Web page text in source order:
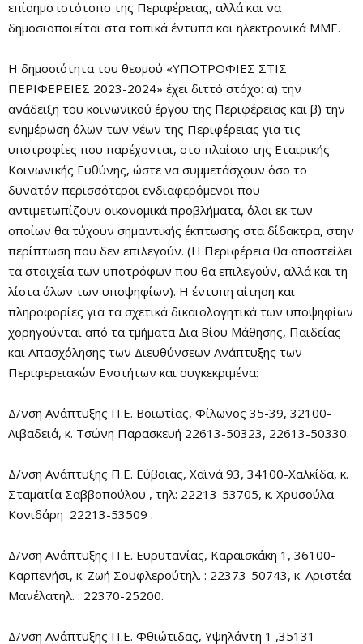
επίσημο ιστότοπο της Περιφέρειας, αλλά και να
δημοσιοποιείται στα τοπικά έντυπα και ηλεκτρονικά ΜΜΕ.
Η δημοσιότητα του θεσμού «ΥΠΟΤΡΟΦΙΕΣ ΣΤΙΣ
ΠΕΡΙΦΕΡΕΙΕΣ 2023-2024» έχει διττό στόχο: α) την
ανάδειξη του κοινωνικού έργου της Περιφέρειας και β) την
ενημέρωση όλων των νέων της Περιφέρειας για τις
υποτροφίες που παρέχονται, στο πλαίσιο της Εταιρικής
Κοινωνικής Ευθύνης, ώστε να συμμετάσχουν όσο το
δυνατόν περισσότεροι ενδιαφερόμενοι που
αντιμετωπίζουν οικονομικά προβλήματα, όλοι εκ των
οποίων θα τύχουν σημαντικής έκπτωσης στα δίδακτρα, στην
περίπτωση που δεν επιλεγούν. (Η Περιφέρεια θα αποστείλει
τα στοιχεία των υποτρόφων που θα επιλεγούν, αλλά και τη
λίστα όλων των υποψηφίων). Η έντυπη αίτηση και
πληροφορίες για τα σχετικά δικαιολογητικά των υποψηφίων
χορηγούνται από τα τμήματα Δια Βίου Μάθησης, Παιδείας
και Απασχόλησης των Διευθύνσεων Ανάπτυξης των
Περιφερειακών Ενοτήτων και συγκεκριμένα:
Δ/νση Ανάπτυξης Π.Ε. Βοιωτίας, Φίλωνος 35-39, 32100-
Λιβαδειά, κ. Τσώνη Παρασκευή 22613-50323, 22613-50330.
Δ/νση Ανάπτυξης Π.Ε. Εύβοιας, Χαϊνά 93, 34100-Χαλκίδα, κ.
Σταματία Σαββοπούλου , τηλ: 22213-53705, κ. Χρυσούλα
Κονιδάρη 22213-53509 .
Δ/νση Ανάπτυξης Π.Ε. Ευρυτανίας, Καραϊσκάκη 1, 36100-
Καρπενήσι, κ. Ζωή Σουφλερούτηλ. : 22373-50743, κ. Αριστέα
Μανέλατηλ. : 22370-25200.
Δ/νση Ανάπτυξης Π.Ε. Φθιώτιδας, Υψηλάντη 1 ,35131-